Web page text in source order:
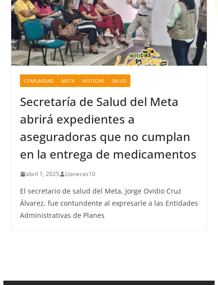
COMUNIDAD META NOTICIAS SALUD
Secretaría de Salud del Meta
abrirá expedientes a
aseguradoras que no cumplan
en la entrega de medicamentos
abril 1, 2025 Llaneras10
El secretario de salud del Meta, Jorge Ovidio Cruz
Álvarez, fue contundente al expresarle a las Entidades
Administrativas de Planes